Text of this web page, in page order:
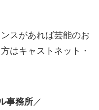
スがあれば芸能のお
はキャストネット・
事務所／